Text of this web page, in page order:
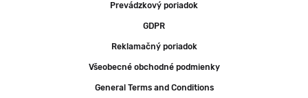
Prevádzkový poriadok
GDPR
Reklamačný poriadok
Všeobecné obchodné podmienky
General Terms and Conditions